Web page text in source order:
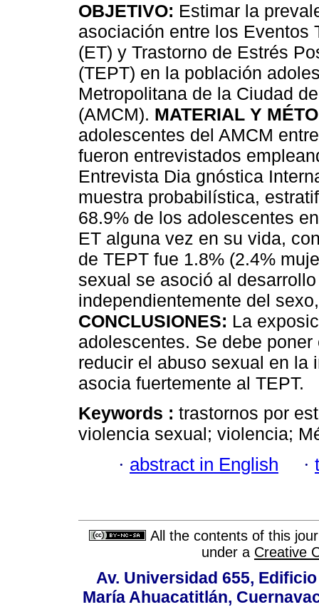
OBJETIVO: Estimar la
asociación entre los Eventos
(ET) y Trastorno de Estrés
(TEPT) en la población
Metropolitana de la Ciudad
(AMCM). MATERIAL Y
adolescentes del AMCM
fueron entrevistados
Entrevista Dia gnóstica
muestra probabilística,
68.9% de los adolescentes
ET alguna vez en su vida,
de TEPT fue 1.8% (2.4%
sexual se asoció al
independientemente del
CONCLUSIONES: La
adolescentes. Se debe
reducir el abuso sexual en la
asocia fuertemente al TEPT.
Keywords : trastornos por
violencia sexual; violencia;
· abstract in English ·
All the contents of this
under a Creative
Av. Universidad 655,
María Ahuacatitlán,